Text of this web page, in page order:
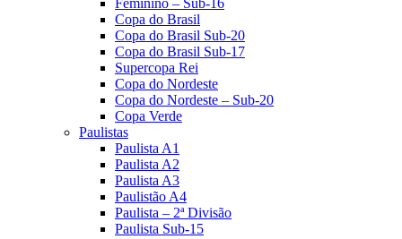
Copa do Brasil
Copa do Brasil Sub-20
Copa do Brasil Sub-17
Supercopa Rei
Copa do Nordeste
Copa do Nordeste – Sub-20
Copa Verde
Paulistas
Paulista A1
Paulista A2
Paulista A3
Paulistão A4
Paulista – 2ª Divisão
Paulista Sub-15